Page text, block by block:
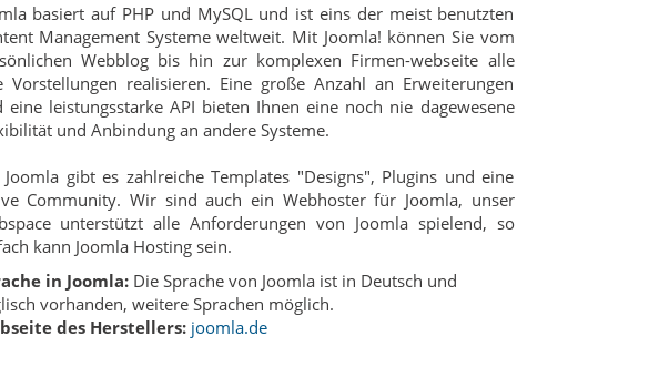
basiert auf PHP und MySQL und ist eins der meist benutzten
Management Systeme weltweit. Mit Joomla! können Sie vom
Webblog bis hin zur komplexen Firmen-webseite alle
Vorstellungen realisieren. Eine große Anzahl an Erweiterungen
eine leistungsstarke API bieten Ihnen eine noch nie dagewesene
und Anbindung an andere Systeme.
Joomla gibt es zahlreiche Templates "Designs", Plugins und eine
Community. Wir sind auch ein Webhoster für Joomla, unser
unterstützt alle Anforderungen von Joomla spielend, so
kann Joomla Hosting sein.
in Joomla:Die Sprache von Joomla ist in Deutsch und
vorhanden, weitere Sprachen möglich.
des Herstellers: joomla.de